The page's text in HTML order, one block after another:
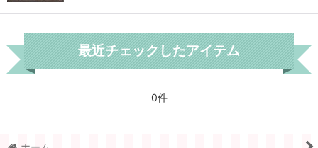
最近チェックしたアイテム
0件